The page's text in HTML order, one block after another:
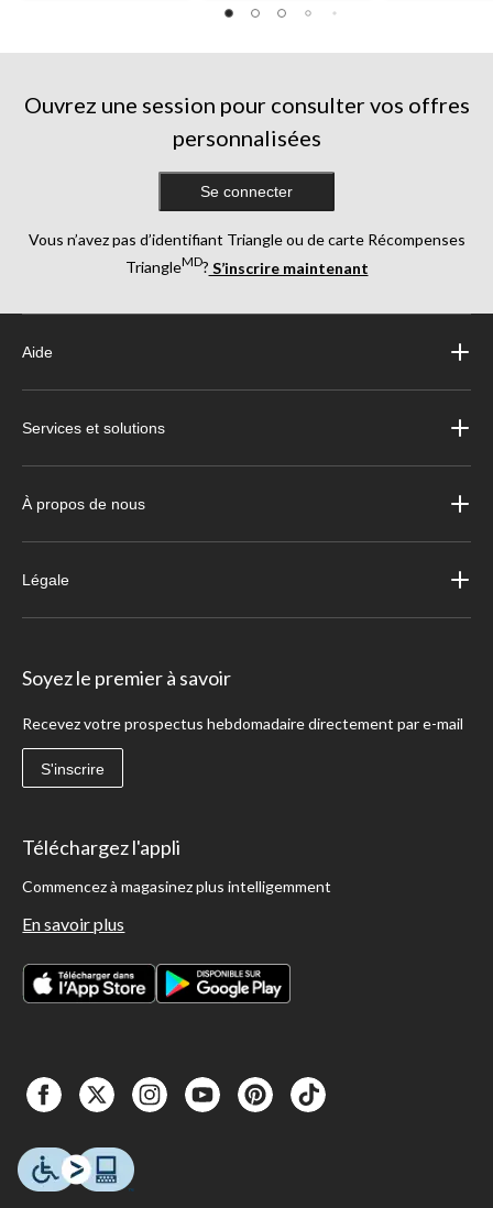
Ouvrez une session pour consulter vos offres
personnalisées
Se connecter
Vous n’avez pas d’identifiant Triangle ou de carte Récompenses
TriangleMD? S’inscrire maintenant
Aide
Services et solutions
À propos de nous
Légale
Soyez le premier à savoir
Recevez votre prospectus hebdomadaire directement par e-mail
S'inscrire
Téléchargez l'appli
Commencez à magasinez plus intelligemment
En savoir plus